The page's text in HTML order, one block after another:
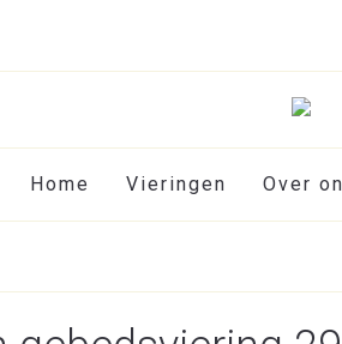
Home Vieringen Over